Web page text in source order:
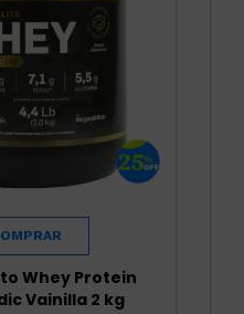
Whey Protein
Vainilla 2 kg